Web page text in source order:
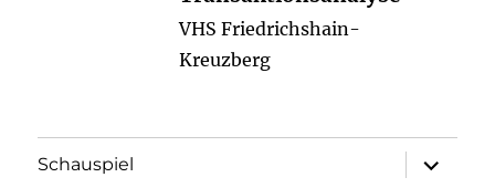
VHS Friedrichshain-
Kreuzberg
Schauspiel
öffnen